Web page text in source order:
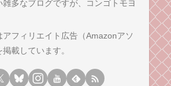
多なブログですが、コンゴトモヨ
フィリエイト広告（Amazonアソ
載しています。